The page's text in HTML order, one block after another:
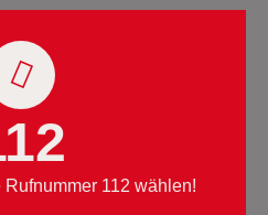
112 wählen!